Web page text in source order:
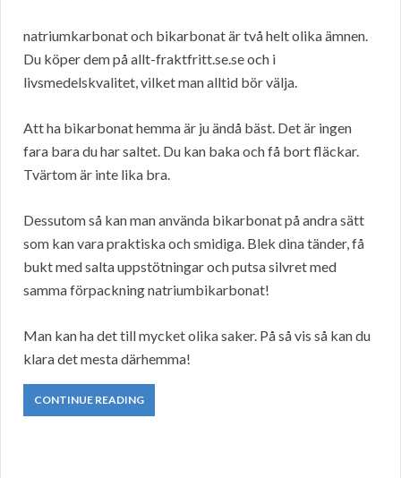
natriumkarbonat och bikarbonat är två helt olika ämnen.
Du köper dem på allt-fraktfritt.se.se och i
livsmedelskvalitet, vilket man alltid bör välja.
Att ha bikarbonat hemma är ju ändå bäst. Det är ingen
fara bara du har saltet. Du kan baka och få bort fläckar.
Tvärtom är inte lika bra.
Dessutom så kan man använda bikarbonat på andra sätt
som kan vara praktiska och smidiga. Blek dina tänder, få
bukt med salta uppstötningar och putsa silvret med
samma förpackning natriumbikarbonat!
Man kan ha det till mycket olika saker. På så vis så kan du
klara det mesta därhemma!
CONTINUE READING